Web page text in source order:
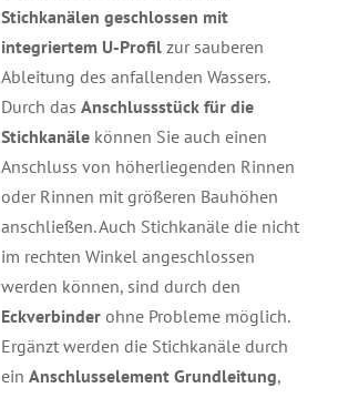
Stichkanälen geschlossen mit
integriertem U-Profilzur sauberen
Ableitung des anfallenden Wassers.
Durch das Anschlussstück für die
Stichkanälekönnen Sie auch einen
Anschluss von höherliegenden Rinnen
oder Rinnen mit größeren Bauhöhen
anschließen. Auch Stichkanäle die nicht
im rechten Winkel angeschlossen
werden können, sind durch den
Eckverbinderohne Probleme möglich.
Ergänzt werden die Stichkanäle durch
ein Anschlusselement Grundleitung,